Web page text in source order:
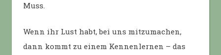
Muss.
Wenn ihr Lust habt, bei uns mitzumachen,
dann kommt zu einem Kennenlernen – das